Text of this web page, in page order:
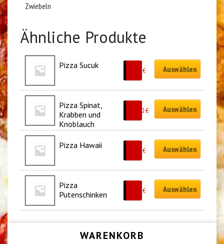
Zwiebeln
Ähnliche Produkte
Pizza Sucuk
9.00€ Auswählen
Pizza Spinat,
Krabben und
Knoblauch
10.50€ Auswählen
Pizza Hawaii
9.50€ Auswählen
Pizza
Putenschinken
9.00€ Auswählen
WARENKORB